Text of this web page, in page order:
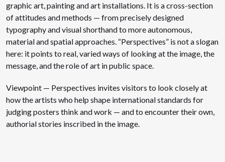
graphic art, painting and art installations. It is a cross-section
of attitudes and methods — from precisely designed
typography and visual shorthand to more autonomous,
material and spatial approaches. “Perspectives” is not a slogan
here: it points to real, varied ways of looking at the image, the
message, and the role of art in public space.
Viewpoint — Perspectives invites visitors to look closely at
how the artists who help shape international standards for
judging posters think and work — and to encounter their own,
authorial stories inscribed in the image.